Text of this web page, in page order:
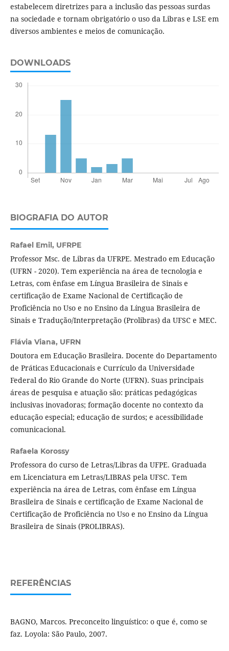
estabelecem diretrizes para a inclusão das pessoas surdas
na sociedade e tornam obrigatório o uso da Libras e LSE em
diversos ambientes e meios de comunicação.
DOWNLOADS
BIOGRAFIA DO AUTOR
Rafael Emil, UFRPE
Professor Msc. de Libras da UFRPE. Mestrado em Educação
(UFRN - 2020). Tem experiência na área de tecnologia e
Letras, com ênfase em Língua Brasileira de Sinais e
certificação de Exame Nacional de Certificação de
Proficiência no Uso e no Ensino da Língua Brasileira de
Sinais e Tradução/Interpretação (Prolibras) da UFSC e MEC.
Flávia Viana, UFRN
Doutora em Educação Brasileira. Docente do Departamento
de Práticas Educacionais e Currículo da Universidade
Federal do Rio Grande do Norte (UFRN). Suas principais
áreas de pesquisa e atuação são: práticas pedagógicas
inclusivas inovadoras; formação docente no contexto da
educação especial; educação de surdos; e acessibilidade
comunicacional.
Rafaela Korossy
Professora do curso de Letras/Libras da UFPE. Graduada
em Licenciatura em Letras/LIBRAS pela UFSC. Tem
experiência na área de Letras, com ênfase em Língua
Brasileira de Sinais e certificação de Exame Nacional de
Certificação de Proficiência no Uso e no Ensino da Língua
Brasileira de Sinais (PROLIBRAS).
REFERÊNCIAS
BAGNO, Marcos. Preconceito linguístico: o que é, como se
faz. Loyola: São Paulo, 2007.